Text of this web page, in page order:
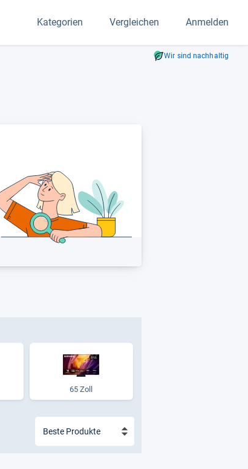
Kategorien Vergleichen Anmelden
Wir sind nachhaltig
65 Zoll